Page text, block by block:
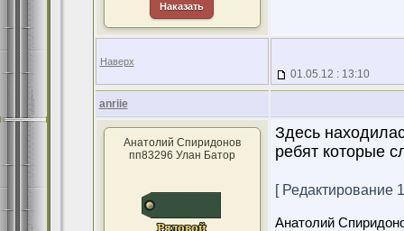
Наказать
Наверх
01.05.12 : 13:10
anriie
Анатолий Спиридонов
пп83296 Улан Батор
Здесь
ребят которые
[ Редактирование
Анатолий